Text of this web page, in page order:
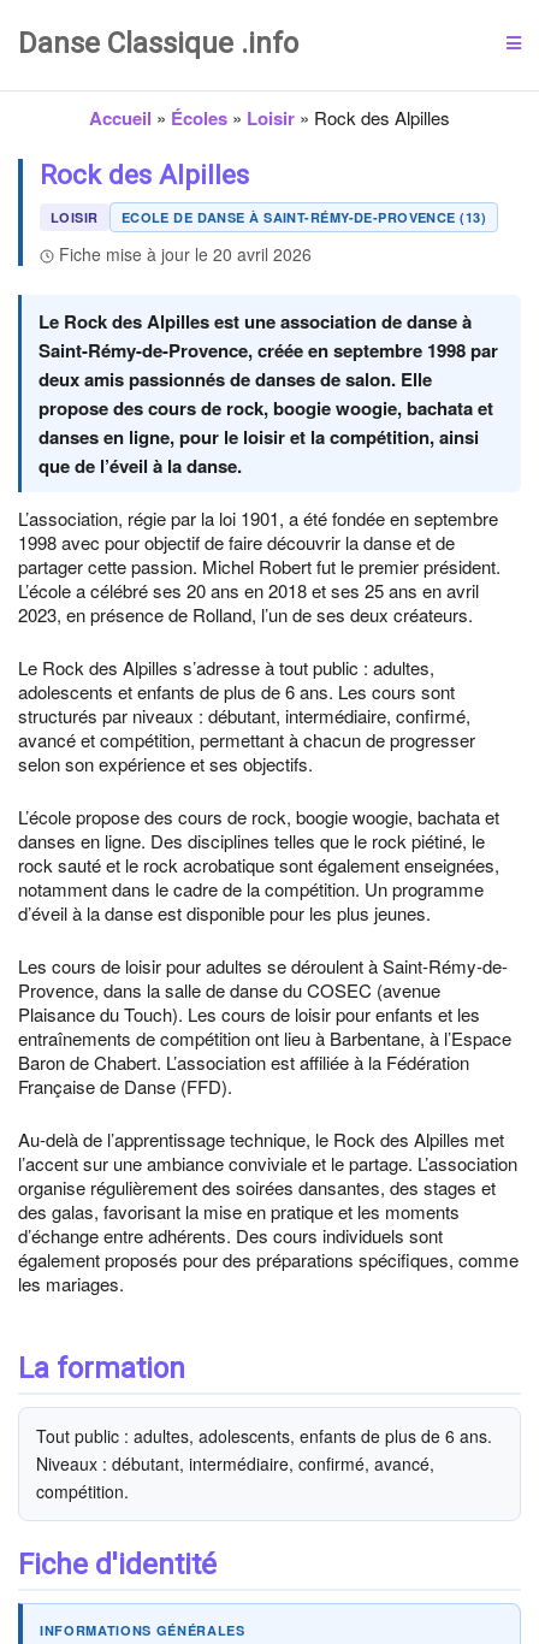
Danse Classique .info
Accueil » Écoles » Loisir » Rock des Alpilles
Rock des Alpilles
LOISIR ECOLE DE DANSE À SAINT-RÉMY-DE-PROVENCE (13)
Fiche mise à jour le 20 avril 2026
Le Rock des Alpilles est une association de danse à
Saint-Rémy-de-Provence, créée en septembre 1998 par
deux amis passionnés de danses de salon. Elle
propose des cours de rock, boogie woogie, bachata et
danses en ligne, pour le loisir et la compétition, ainsi
que de l’éveil à la danse.
L’association, régie par la loi 1901, a été fondée en septembre
1998 avec pour objectif de faire découvrir la danse et de
partager cette passion. Michel Robert fut le premier président.
L’école a célébré ses 20 ans en 2018 et ses 25 ans en avril
2023, en présence de Rolland, l’un de ses deux créateurs.
Le Rock des Alpilles s’adresse à tout public : adultes,
adolescents et enfants de plus de 6 ans. Les cours sont
structurés par niveaux : débutant, intermédiaire, confirmé,
avancé et compétition, permettant à chacun de progresser
selon son expérience et ses objectifs.
L’école propose des cours de rock, boogie woogie, bachata et
danses en ligne. Des disciplines telles que le rock piétiné, le
rock sauté et le rock acrobatique sont également enseignées,
notamment dans le cadre de la compétition. Un programme
d’éveil à la danse est disponible pour les plus jeunes.
Les cours de loisir pour adultes se déroulent à Saint-Rémy-de-
Provence, dans la salle de danse du COSEC (avenue
Plaisance du Touch). Les cours de loisir pour enfants et les
entraînements de compétition ont lieu à Barbentane, à l’Espace
Baron de Chabert. L’association est affiliée à la Fédération
Française de Danse (FFD).
Au-delà de l’apprentissage technique, le Rock des Alpilles met
l’accent sur une ambiance conviviale et le partage. L’association
organise régulièrement des soirées dansantes, des stages et
des galas, favorisant la mise en pratique et les moments
d’échange entre adhérents. Des cours individuels sont
également proposés pour des préparations spécifiques, comme
les mariages.
La formation
Tout public : adultes, adolescents, enfants de plus de 6 ans.
Niveaux : débutant, intermédiaire, confirmé, avancé,
compétition.
Fiche d'identité
INFORMATIONS GÉNÉRALES